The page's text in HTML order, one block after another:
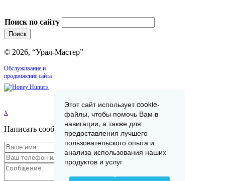
Поиск по сайту
© 2026, “Урал-Мастер”
Обслуживание и
продвижение сайта
x
Написать сообщение
Этот сайт использует cookie-
файлы, чтобы помочь Вам в
навигации, а также для
предоставления лучшего
пользовательского опыта и
анализа использования наших
продуктов и услуг